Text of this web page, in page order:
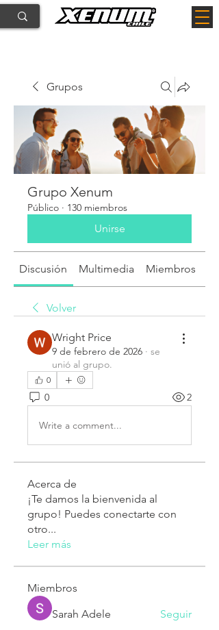
Grupos
Grupo Xenum
Público · 130 miembros
Unirse
Discusión Multimedia Miembros
Volver
Wright Price
9 de febrero de 2026 · se
unió al grupo.
0
0 2
Write a comment...
Acerca de
¡Te damos la bienvenida al
grupo! Puedes conectarte con
otro...
Leer más
Miembros
Sarah Adele
Seguir